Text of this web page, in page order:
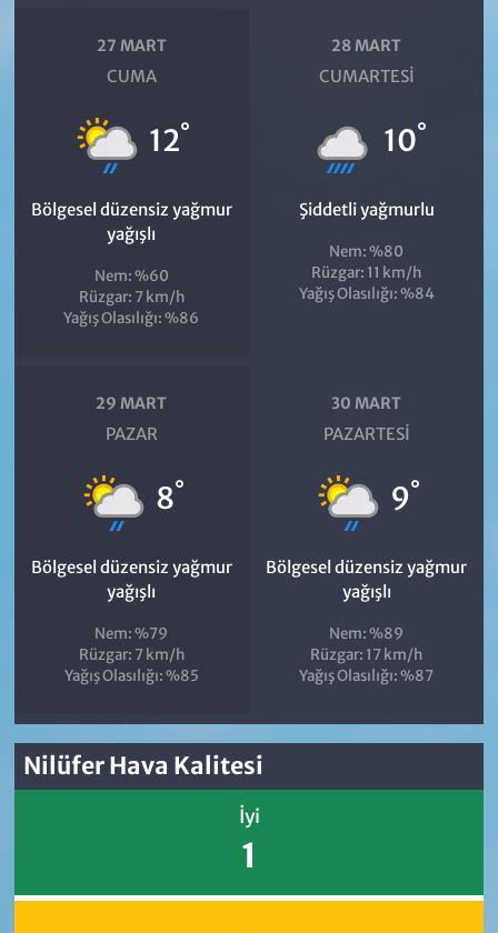
27 MART
CUMA
12°
Bölgesel düzensiz yağmur
yağışlı
Nem: %60
Rüzgar: 7 km/h
Yağış Olasılığı: %86
28 MART
CUMARTESI
10°
Şiddetli yağmurlu
Nem: %80
Rüzgar: 11 km/h
Yağış Olasılığı: %84
29 MART
PAZAR
8°
Bölgesel düzensiz yağmur
yağışlı
Nem: %79
Rüzgar: 7 km/h
Yağış Olasılığı: %85
30 MART
PAZARTESI
9°
Bölgesel düzensiz yağmur
yağışlı
Nem: %89
Rüzgar: 17 km/h
Yağış Olasılığı: %87
Nilüfer Hava Kalitesi
İyi
1